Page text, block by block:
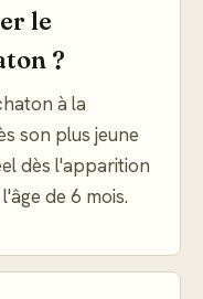
le
?
à la
son plus jeune
dès l'apparition
de 6 mois.